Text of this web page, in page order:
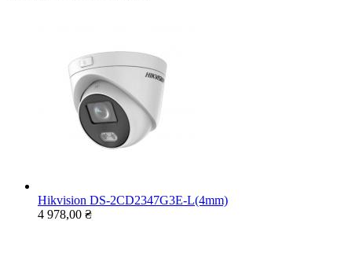
Hikvision DS-2CD2347G3E-L(4mm)
4 978,00 ₴